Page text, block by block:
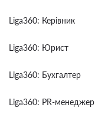
Liga360: Керівник
Liga360: Юрист
Liga360: Бухгалтер
Liga360: PR-менеджер